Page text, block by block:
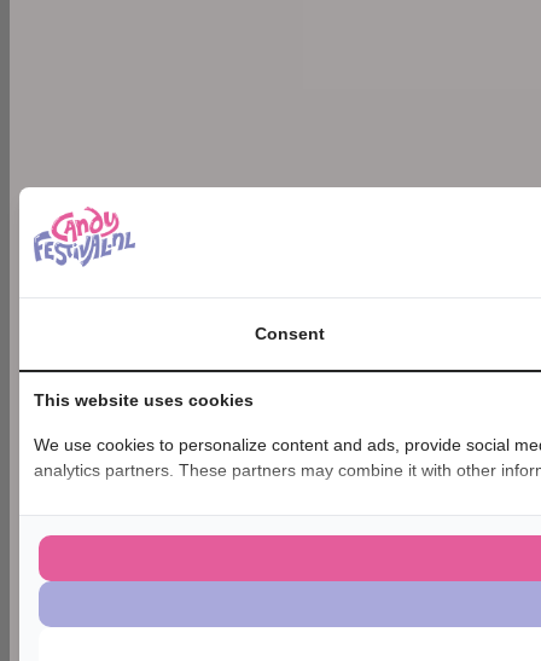
Consent
This website uses cookies
We use cookies to personalize content and ads, provide social
analytics partners. These partners may combine it with other